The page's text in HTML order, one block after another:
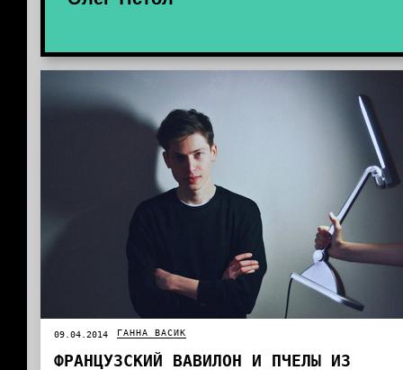
09.04.2014 ГАННА ВАСИК
ФРАНЦУЗСКИЙ ВАВИЛОН И ПЧЕЛЫ ИЗ